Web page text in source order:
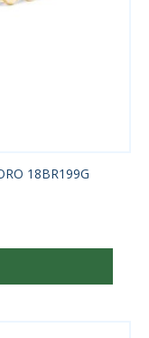
18BR199G